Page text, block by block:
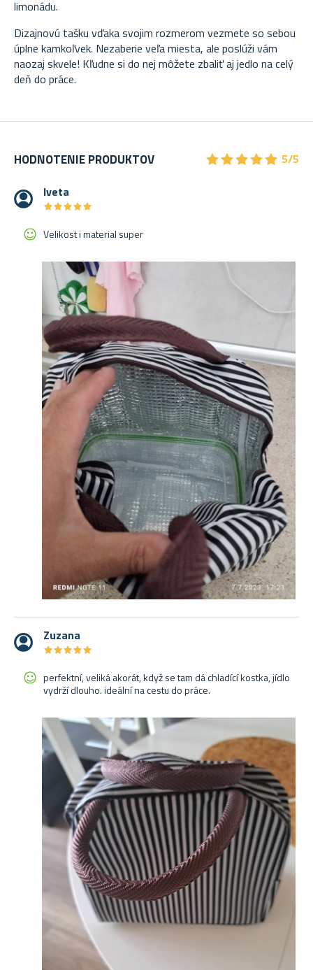
limonádu.
Dizajnovú tašku vďaka svojim rozmerom vezmete so sebou
úplne kamkoľvek. Nezaberie veľa miesta, ale poslúži vám
naozaj skvele! Kľudne si do nej môžete zbaliť aj jedlo na celý
deň do práce.
HODNOTENIE PRODUKTOV ★★★★★
★★★★★ 5/5
Iveta
★★★★★
★★★★★
Velikost i material super
Zuzana
★★★★★
★★★★★
perfektní, veliká akorát, když se tam dá chladící kostka, jídlo
vydrží dlouho. ideální na cestu do práce.